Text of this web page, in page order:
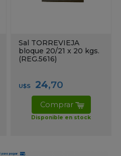
Sal TORREVIEJA
bloque 20/21 x 20 kgs.
(REG.5616)
U$S 24,70
Disponible en stock
Comprar